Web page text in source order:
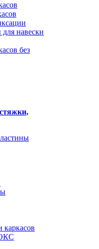
навески
без
каркасов